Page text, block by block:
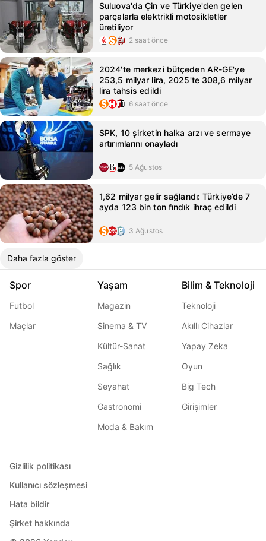
Suluova'da Çin ve Türkiye'den gelen
parçalarla elektrikli motosikletler
üretiliyor
2 saat önce
2024'te merkezi bütçeden AR-GE'ye
253,5 milyar lira, 2025'te 308,6 milyar
lira tahsis edildi
6 saat önce
SPK, 10 şirketin halka arzı ve sermaye
artırımlarını onayladı
5 Ağustos
1,62 milyar gelir sağlandı: Türkiye’de 7
ayda 123 bin ton fındık ihraç edildi
3 Ağustos
Daha fazla göster
Spor
Futbol
Maçlar
Yaşam
Magazin
Sinema & TV
Kültür-Sanat
Sağlık
Seyahat
Gastronomi
Moda & Bakım
Bilim & Teknoloji
Teknoloji
Akıllı Cihazlar
Yapay Zeka
Oyun
Big Tech
Girişimler
Gizlilik politikası
Kullanıcı sözleşmesi
Hata bildir
Şirket hakkında